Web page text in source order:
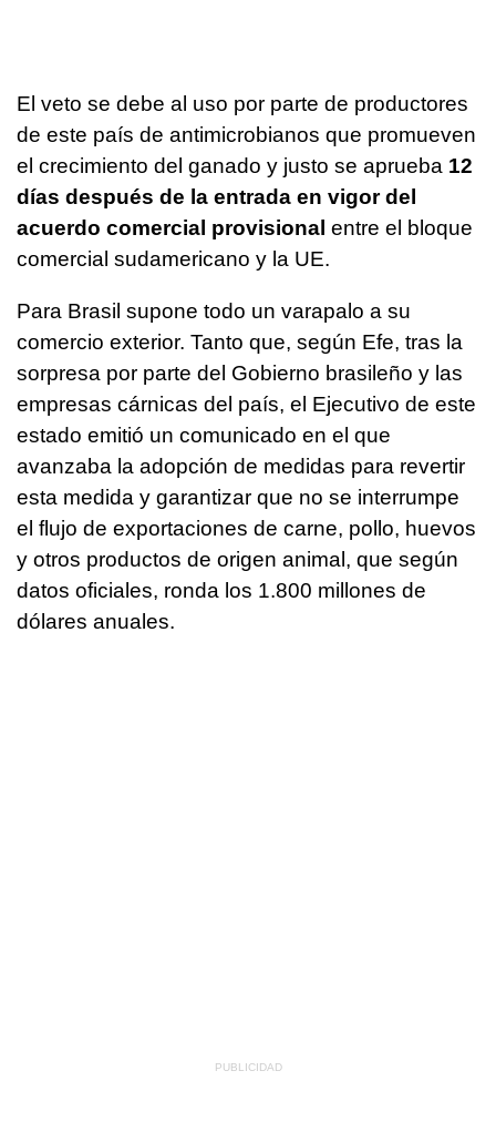
El veto se debe al uso por parte de productores
de este país de antimicrobianos que promueven
el crecimiento del ganado y justo se aprueba 12
días después de la entrada en vigor del
acuerdo comercial provisional entre el bloque
comercial sudamericano y la UE.
Para Brasil supone todo un varapalo a su
comercio exterior. Tanto que, según Efe, tras la
sorpresa por parte del Gobierno brasileño y las
empresas cárnicas del país, el Ejecutivo de este
estado emitió un comunicado en el que
avanzaba la adopción de medidas para revertir
esta medida y garantizar que no se interrumpe
el flujo de exportaciones de carne, pollo, huevos
y otros productos de origen animal, que según
datos oficiales, ronda los 1.800 millones de
dólares anuales.